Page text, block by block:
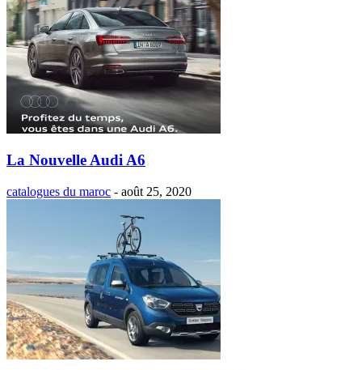
La Nouvelle Audi A6
catalogues du maroc - août 25, 2020